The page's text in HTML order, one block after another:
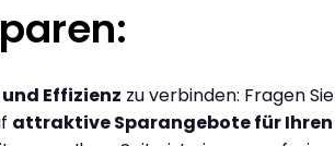
Effizienz zu verbinden: Fragen Sie
attraktive Sparangebote für Ihren